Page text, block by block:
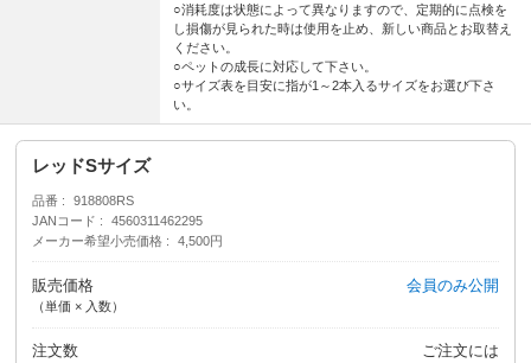
○消耗度は状態によって異なりますので、定期的に点検を
し損傷が見られた時は使用を止め、新しい商品とお取替え
ください。
○ペットの成長に対応して下さい。
○サイズ表を目安に指が1～2本入るサイズをお選び下さ
い。
レッドSサイズ
品番
918808RS
JANコード
4560311462295
メーカー希望小売価格
4,500円
販売価格
（単価 × 入数）
会員のみ公開
注文数
ご注文には